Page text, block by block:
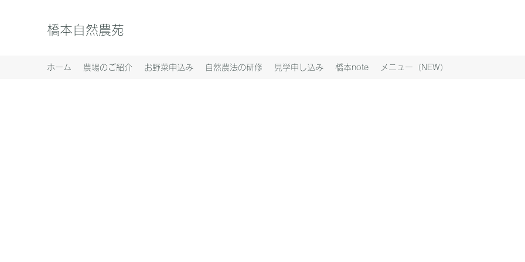
橋本自然農苑
ホーム 農場のご紹介 お野菜申込み 自然農法の研修 見学申し込み 橋本note メニュー（NEW）